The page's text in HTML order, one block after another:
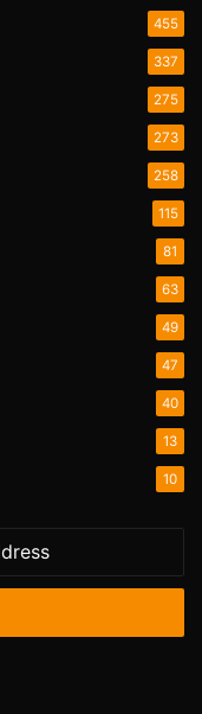
455
337
275
273
258
115
81
63
49
47
40
13
10